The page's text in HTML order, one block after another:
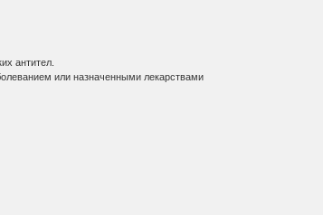
антител.
или назначенными лекарствами